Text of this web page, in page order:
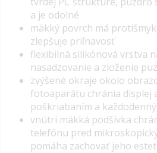
a je odolné
mäkký povrch má
zlepšuje priľnavosť
flexibilná silikónová vrstva
nasadzovanie a zloženie
zvýšené okraje okolo
fotoaparátu chránia displej
poškriabaním a
vnútri mäkká podšívka
telefónu pred
pomáha zachovať jeho